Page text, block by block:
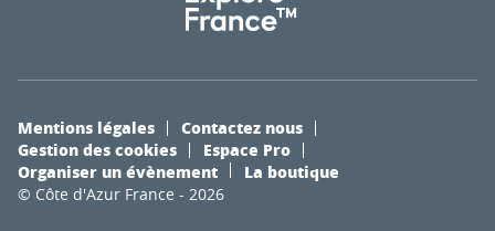
© Côte d'Azur France - 2026
Mentions légales
Contactez nous
Gestion des cookies
Espace Pro
Organiser un évènement
La boutique